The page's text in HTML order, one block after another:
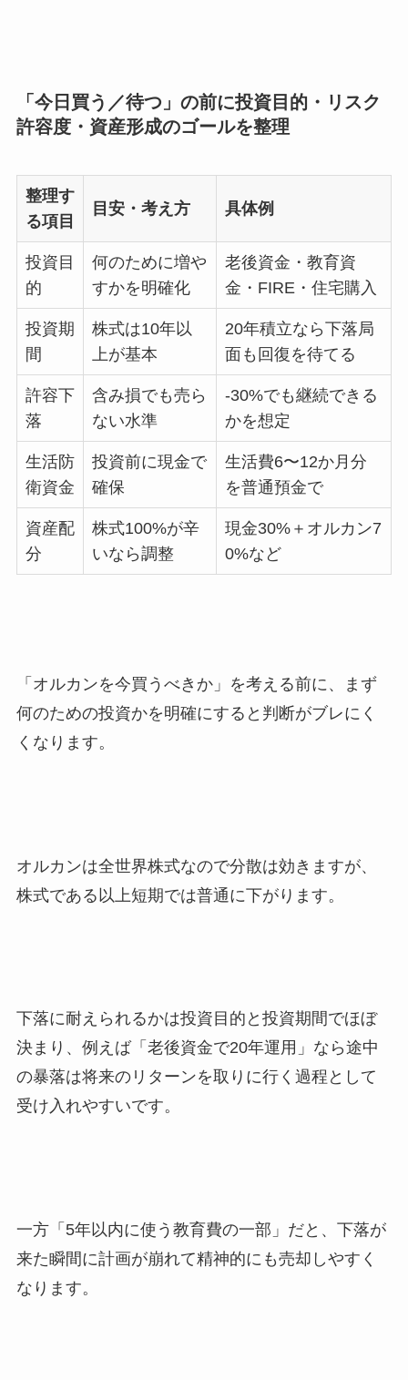
「今日買う／待つ」の前に投資目的・リスク
許容度・資産形成のゴールを整理
整理す
る項目
目安・考え方 具体例
投資目
的
何のために増や
すかを明確化
老後資金・教育資
金・FIRE・住宅購入
投資期
間
株式は10年以
上が基本
20年積立なら下落局
面も回復を待てる
許容下
落
含み損でも売ら
ない水準
-30%でも継続できる
かを想定
生活防
衛資金
投資前に現金で
確保
生活費6〜12か月分
を普通預金で
資産配
分
株式100%が辛
いなら調整
現金30%＋オルカン7
0%など
「オルカンを今買うべきか」を考える前に、まず
何のための投資かを明確にすると判断がブレにく
くなります。
オルカンは全世界株式なので分散は効きますが、
株式である以上短期では普通に下がります。
下落に耐えられるかは投資目的と投資期間でほぼ
決まり、例えば「老後資金で20年運用」なら途中
の暴落は将来のリターンを取りに行く過程として
受け入れやすいです。
一方「5年以内に使う教育費の一部」だと、下落が
来た瞬間に計画が崩れて精神的にも売却しやすく
なります。